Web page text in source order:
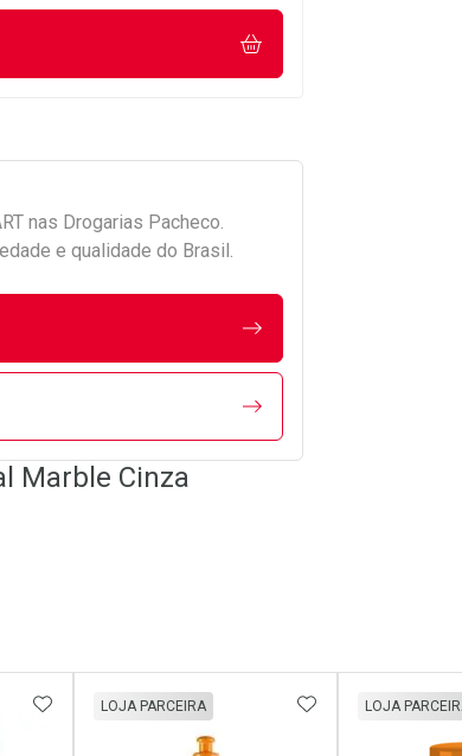
nas Drogarias Pacheco.
e qualidade do Brasil.
Marble Cinza
ADICIONAR AOS FAVORITOS
LOJA PARCEIRA ADICIONAR AOS
LOJA